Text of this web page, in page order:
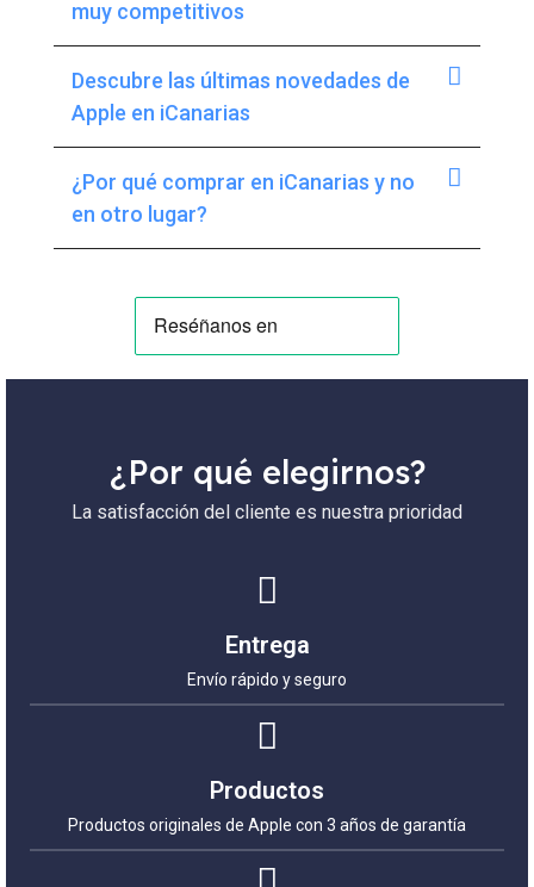
muy competitivos
Descubre las últimas novedades de
Apple en iCanarias
¿Por qué comprar en iCanarias y no
en otro lugar?
¿Por qué elegirnos?
La satisfacción del cliente es nuestra prioridad
Entrega
Envío rápido y seguro
Productos
Productos originales de Apple con 3 años de garantía